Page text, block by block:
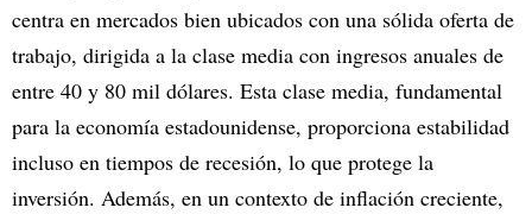
centra en mercados bien ubicados con una sólida oferta de
trabajo, dirigida a la clase media con ingresos anuales de
entre 40 y 80 mil dólares. Esta clase media, fundamental
para la economía estadounidense, proporciona estabilidad
incluso en tiempos de recesión, lo que protege la
inversión. Además, en un contexto de inflación creciente,